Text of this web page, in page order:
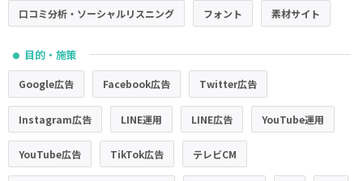
口コミ分析・ソーシャルリスニング フォント 素材サイト
● 目的・施策
Google広告 Facebook広告 Twitter広告
Instagram広告 LINE運用 LINE広告 YouTube運用
YouTube広告 TikTok広告 テレビCM